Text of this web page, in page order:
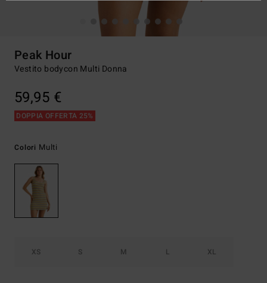
Peak Hour
Vestito bodycon Multi Donna
59,95 €
DOPPIA OFFERTA 25%
Colori Multi
XS S M L XL